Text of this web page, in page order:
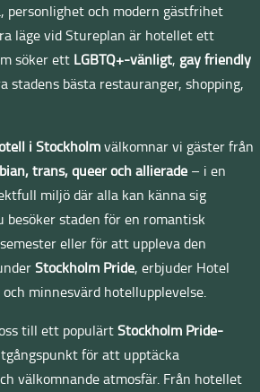
personlighet och modern gästfrihet
läge vid Stureplan är hotellet ett
söker ett LGBTQ+-vänligt, gay friendly
stadens bästa restauranger, shopping,
i Stockholmvälkomnar vi gäster från
trans, queer och allierade – i en
miljö där alla kan känna sig
besöker staden för en romantisk
eller för att uppleva den
Stockholm Pride, erbjuder Hotel
minnesvärd hotellupplevelse.
till ett populärtStockholm Pride-
för att upptäcka
välkomnande atmosfär. Från hotellet